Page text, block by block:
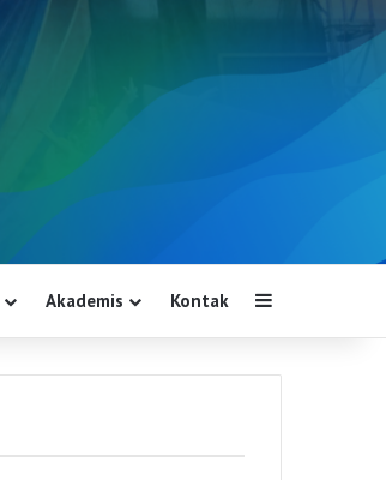
Akademis Kontak Sidebar